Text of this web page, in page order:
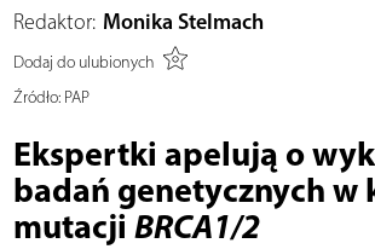
Redaktor: Monika Stelmach
Dodaj do ulubionych
Źródło:PAP
Ekspertki apelują o
badań genetycznych w
mutacji BRCA1/2